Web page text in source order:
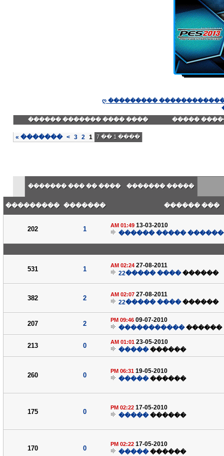
ღ ��������� ������������
�������
���� ���� ������� ������
���� 1 �� 7
1
2
3
>
�������
»
����� �������
���� �� ��� �������
��� ������
�������
���������
13-03-2010
01:49 AM
�������� �����
1
202
27-08-2011
02:24 AM
������
���� �����22
1
531
27-08-2011
02:07 AM
������
���� �����22
2
382
09-07-2010
09:46 PM
������
�����������
2
207
23-05-2010
01:01 AM
������
�����
0
213
19-05-2010
06:31 PM
������
�����
0
260
17-05-2010
02:22 PM
������
�����
0
175
17-05-2010
02:22 PM
������
�����
0
170